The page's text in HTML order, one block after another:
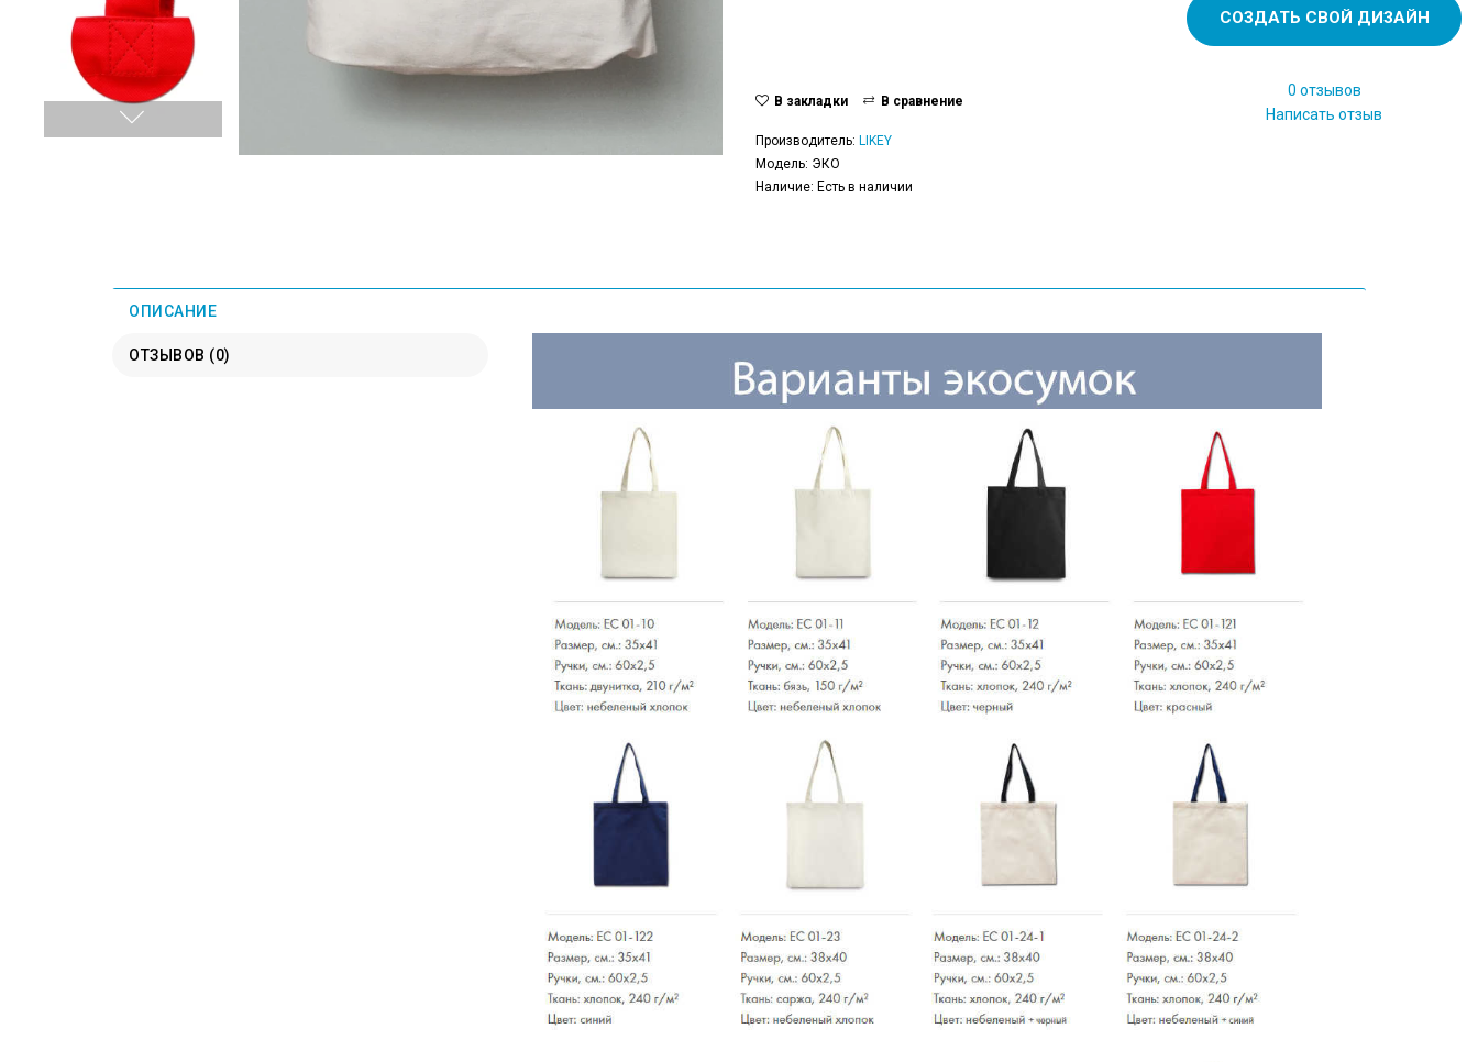
СОЗДАТЬ СВОЙ ДИЗАЙН
В закладки В сравнение
Производитель: LIKEY
Модель: ЭКО
Наличие: Есть в наличии
0 отзывов
Написать отзыв
ОПИСАНИЕ
ОТЗЫВОВ (0)